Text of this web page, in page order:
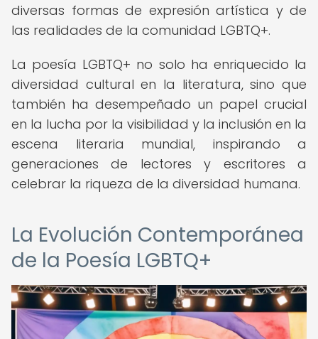
diversas formas de expresión artística y de
las realidades de la comunidad LGBTQ+.
La poesía LGBTQ+ no solo ha enriquecido la
diversidad cultural en la literatura, sino que
también ha desempeñado un papel crucial
en la lucha por la visibilidad y la inclusión en la
escena literaria mundial, inspirando a
generaciones de lectores y escritores a
celebrar la riqueza de la diversidad humana.
La Evolución Contemporánea
de la Poesía LGBTQ+